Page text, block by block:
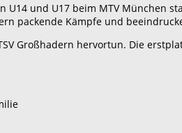
U14 und U17 beim MTV München
packende Kämpfe und
Großhadern hervortun. Die